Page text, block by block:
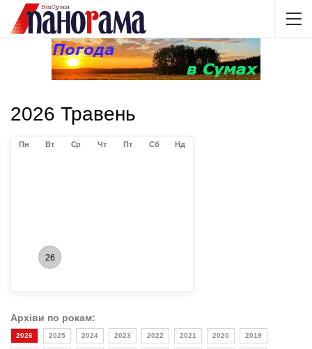
2026 Травень
Пн Вт Ср Чт Пт Сб Нд
26
Архіви по рокам:
2026 2025 2024 2023 2022 2021 2020 2019